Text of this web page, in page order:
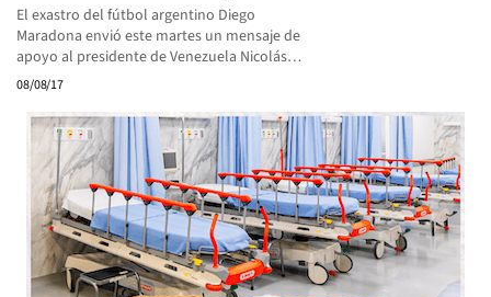
El exastro del fútbol argentino Diego
Maradona envió este martes un mensaje de
apoyo al presidente de Venezuela Nicolás…
08/08/17